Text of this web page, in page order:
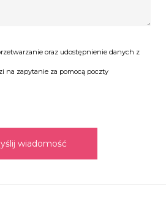
oraz udostępnienie danych z
na zapytanie za pomocą poczty
wiadomość